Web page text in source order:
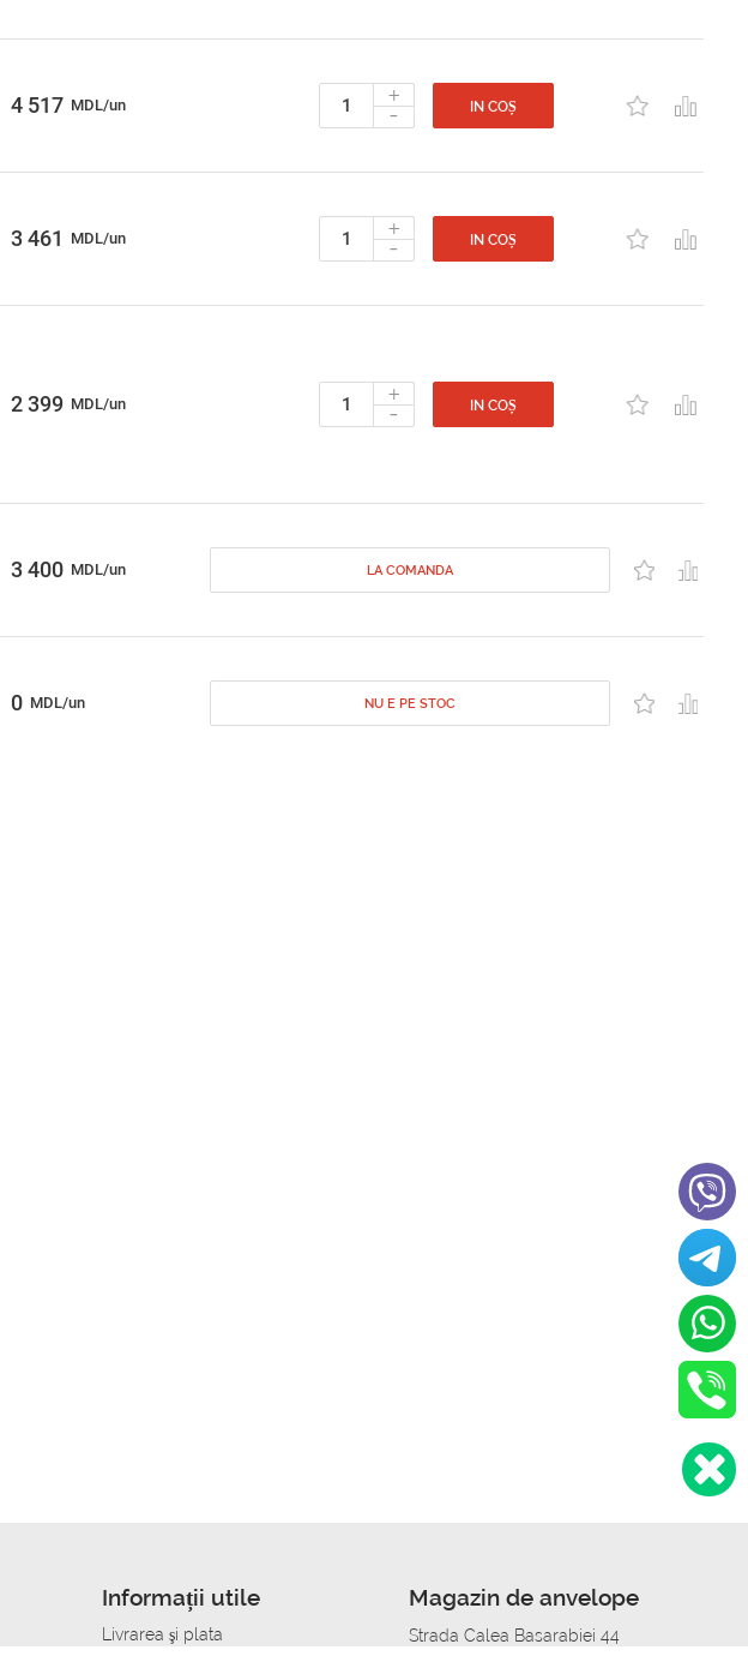
4 517 MDL/un +
- IN COȘ
3 461 MDL/un +
- IN COȘ
2 399 MDL/un +
- IN COȘ
3 400 MDL/un LA COMANDA
0 MDL/un NU E PE STOC
Informații utile
Livrarea şi plata
Magazin de anvelope
Strada Calea Basarabiei 44